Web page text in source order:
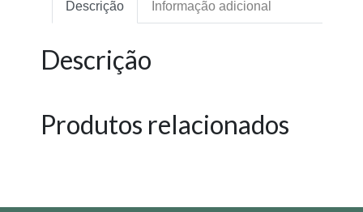
Descrição Informação adicional
Descrição
Produtos relacionados